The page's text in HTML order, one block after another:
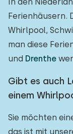
Ferienhäusern.
Whirlpool,
man diese
und Drenthe
Gibt es auch
einem
Sie möchten
das ist mit